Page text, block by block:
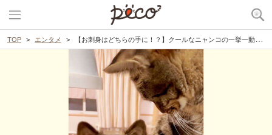
TOP エンタメ 【お刺身はどちらの手に！？】クールなニャンコの一挙一動に、必死すぎるワンコが振り回されちゃう♪